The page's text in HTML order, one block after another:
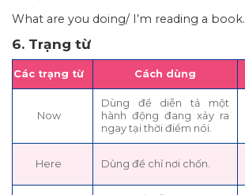
What are you doing/ I’m reading a book.
6. Trạng từ
Các trạng từ Cách dùng
Now
Dùng để diễn tả một
hành động đang xảy ra
ngay tại thời điểm nói.
Here Dùng để chỉ nơi chốn.